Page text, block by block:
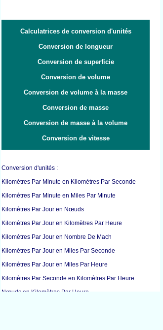
Calculatrices de conversion d'unités
Conversion de longueur
Conversion de superficie
Conversion de volume
Conversion de volume à la masse
Conversion de masse
Conversion de masse à la volume
Conversion de vitesse
Conversion d'unités :
Kilomètres Par Minute en Kilomètres Par Seconde
Kilomètres Par Minute en Miles Par Minute
Kilomètres Par Jour en Nœuds
Kilomètres Par Jour en Kilomètres Par Heure
Kilomètres Par Jour en Nombre De Mach
Kilomètres Par Jour en Miles Par Seconde
Kilomètres Par Jour en Miles Par Heure
Kilomètres Par Seconde en Kilomètres Par Heure
Nœuds en Kilomètres Par Heure